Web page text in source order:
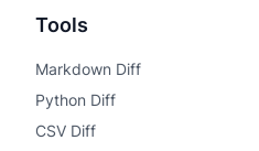
Tools
Markdown Diff
Python Diff
CSV Diff